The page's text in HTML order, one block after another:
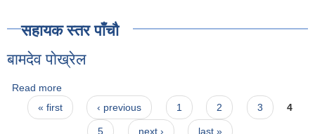
सहायक स्तर पाँचौ
बामदेव पाेख्रेल
Read more
Pages
« first ‹ previous 1 2 3 4
5 next › last »